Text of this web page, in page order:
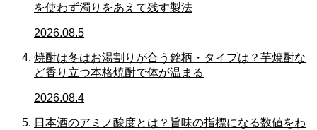
を使わず濁りをあえて残す製法
2026.08.5
焼酎は冬はお湯割りが合う銘柄・タイプは？芋焼酎な
ど香り立つ本格焼酎で体が温まる
2026.08.4
日本酒のアミノ酸度とは？旨味の指標になる数値をわ